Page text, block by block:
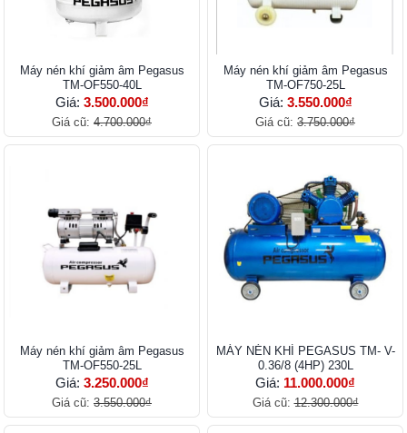
Máy nén khí giảm âm Pegasus
TM-OF550-40L
Giá: 3.500.000₫
Giá cũ: 4.700.000₫
Máy nén khí giảm âm Pegasus
TM-OF750-25L
Giá: 3.550.000₫
Giá cũ: 3.750.000₫
Máy nén khí giảm âm Pegasus
TM-OF550-25L
Giá: 3.250.000₫
Giá cũ: 3.550.000₫
MÁY NÉN KHÍ PEGASUS TM- V-
0.36/8 (4HP) 230L
Giá: 11.000.000₫
Giá cũ:12.300.000₫